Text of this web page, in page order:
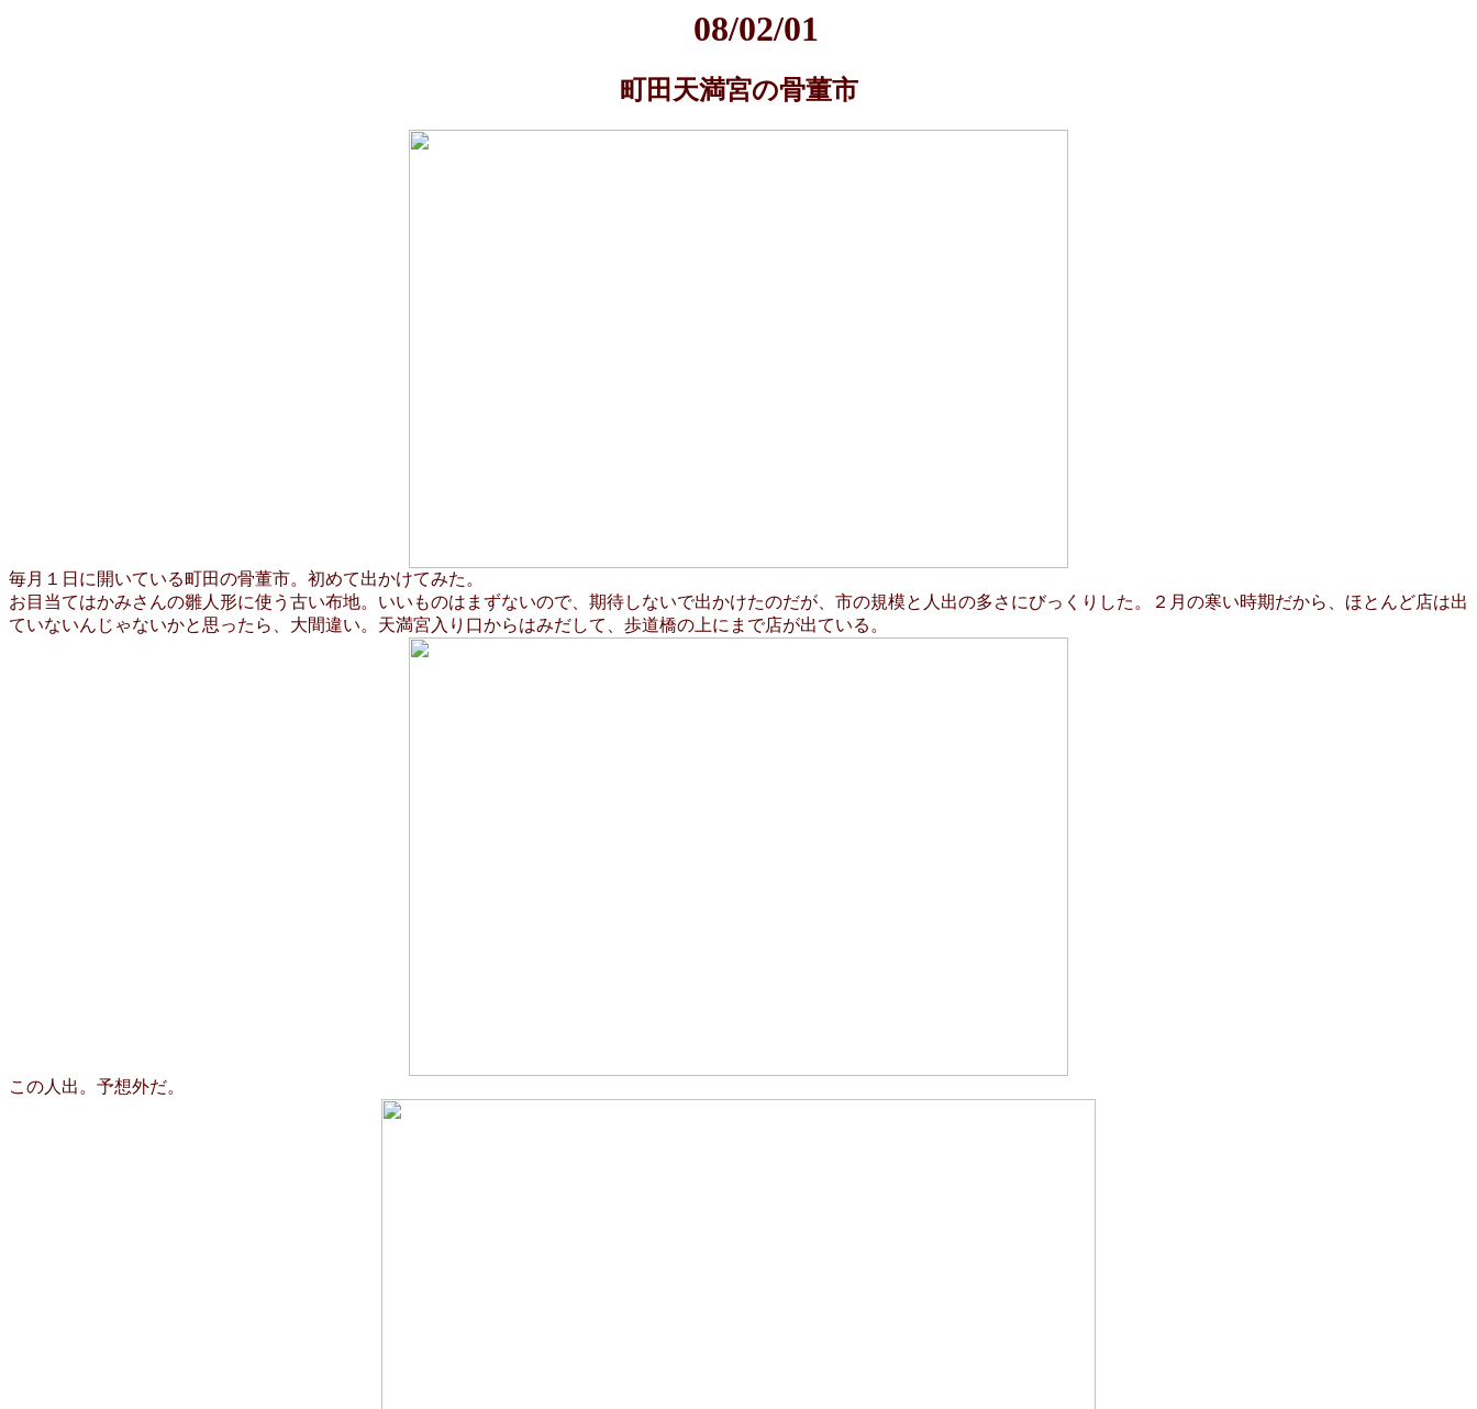
08/02/01
町田天満宮の骨董市
毎月１日に開いている町田の骨董市。初めて出かけてみた。
お目当てはかみさんの雛人形に使う古い布地。いいものはまずないので、期待しないで出かけたのだが、市の規模と人出の多さにびっくりした。２月の寒い時期だから、ほとんど店は出
ていないんじゃないかと思ったら、大間違い。天満宮入り口からはみだして、歩道橋の上にまで店が出ている。
この人出。予想外だ。